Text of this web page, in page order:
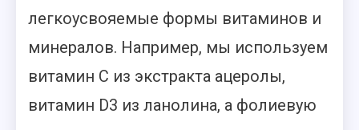
легкоусвояемые формы витаминов и
минералов. Например, мы используем
витамин С из экстракта ацеролы,
витамин D3 из ланолина, а фолиевую